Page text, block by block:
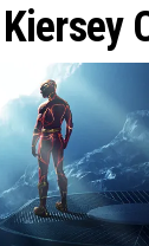
Kiersey